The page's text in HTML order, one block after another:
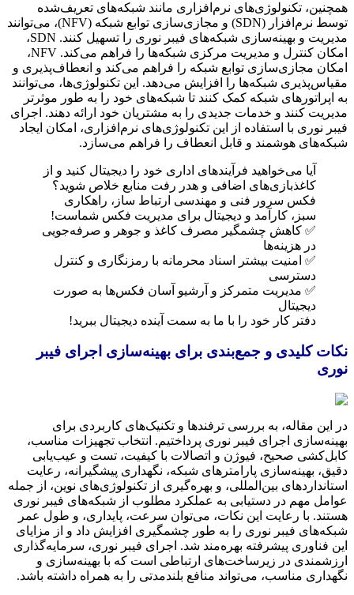
همچنین، تکنولوژی‌های نرم‌افزاری مانند شبکه‌های تعریف‌شده
توسط نرم‌افزار (SDN) و مجازی‌سازی توابع شبکه (NFV)، می‌توانند
مدیریت و بهینه‌سازی شبکه‌های فیبر نوری را تسهیل کنند. SDN،
امکان کنترل و مدیریت مرکزی شبکه‌ها را فراهم می‌کند. NFV،
امکان مجازی‌سازی توابع شبکه را فراهم می‌کند و انعطاف‌پذیری و
مقیاس‌پذیری شبکه‌ها را افزایش می‌دهد. این تکنولوژی‌ها، می‌توانند
به اپراتورهای شبکه کمک کنند تا شبکه‌های خود را به طور موثرتر
مدیریت کنند و خدمات جدیدی را به مشتریان خود ارائه دهند. اجرای
فیبر نوری با استفاده از این تکنولوژی‌های نرم‌افزاری، امکان ایجاد
شبکه‌های هوشمند و قابل انعطاف را فراهم می‌سازد.
آیا می‌خواهید فرآیندهای اداری خود را دیجیتال کنید و از
کاغذبازی‌های اضافی و هدر رفت منابع خلاص شوید؟
فکس سرور فنی و مهندسی ارتباط ساز، راهکاری
سبز، کارآمد و دیجیتال برای مدیریت فکس شماست!
✅ کاهش چشمگیر مصرف کاغذ و جوهر و صرفه‌جویی
در هزینه‌ها
✅ امنیت بیشتر اسناد محرمانه با رمزنگاری و کنترل
دسترسی
✅ مدیریت متمرکز و آرشیو آسان فکس‌ها به صورت
دیجیتال
دفتر کار خود را با ما به سمت آینده دیجیتال ببرید!
نکات کلیدی و جمع‌بندی برای بهینه‌سازی اجرای فیبر
نوری
در این مقاله، به بررسی ترفندها و تکنیک‌های کاربردی برای
بهینه‌سازی اجرای فیبر نوری پرداختیم. انتخاب تجهیزات مناسب،
کابل‌کشی صحیح، فیوژن و اتصالات با کیفیت، تست و عیب‌یابی
دقیق، بهینه‌سازی پارامترهای شبکه، نگهداری پیشگیرانه، رعایت
استانداردهای بین‌المللی، و بهره‌گیری از تکنولوژی‌های نوین، از جمله
عوامل مهم در دستیابی به عملکرد مطلوب از شبکه‌های فیبر نوری
هستند. با رعایت این نکات، می‌توان سرعت، پایداری، و طول عمر
شبکه‌های فیبر نوری را به طور چشمگیری افزایش داد و از مزایای
این فناوری پیشرفته بهره‌مند شد. اجرای فیبر نوری، سرمایه‌گذاری
ارزشمندی در زیرساخت‌های ارتباطی است که با بهینه‌سازی و
نگهداری مناسب، می‌تواند منافع بلندمدتی را به همراه داشته باشد.